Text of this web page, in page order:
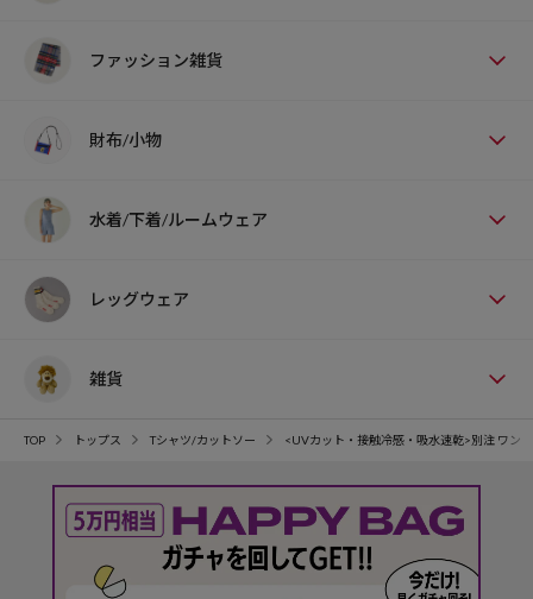
ファッション雑貨
財布/小物
水着/下着/ルームウェア
レッグウェア
雑貨
TOP トップス Tシャツ/カットソー <UVカット・接触冷感・吸水速乾>別注 ワン